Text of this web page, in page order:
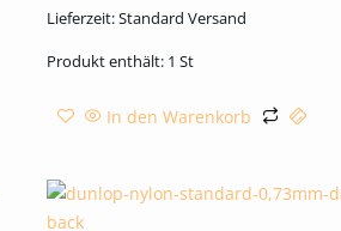
Lieferzeit:Standard Versand
Produkt enthält: 1St
In den Warenkorb